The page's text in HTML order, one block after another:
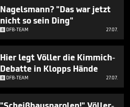
Nagelsmann? "Das war jetzt
nicht so sein Ding"
DFB-TEAM 27.07.
Hier legt Völler die Kimmich-
Debatte in Klopps Hände
DFB-TEAM 27.07.